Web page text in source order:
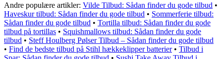
Andre populære artikler: Vilde Tilbud: Sådan finder du gode tilbud •
Haveskur tilbud: Sådan finder du gode tilbud • Sommerferie tilbud:
Sådan finder du gode tilbud • Tortilla tilbud: Sådan finder du gode
tilbud på tortillas • Squishmallows tilbud: Sådan finder du gode
tilbud • Steff Houlberg Pølser Tilbud – Sådan finder du gode tilbud
• Find de bedste tilbud på Stihl hækkeklipper batterier• Tilbud i